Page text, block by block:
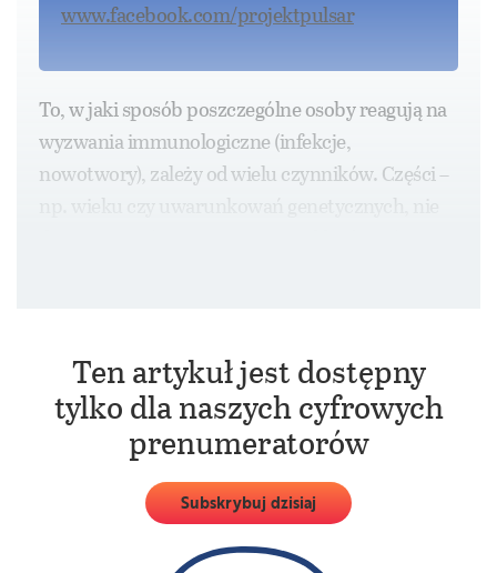
www.facebook.com/projektpulsar
To, w jaki sposób poszczególne osoby reagują na
wyzwania immunologiczne (infekcje,
nowotwory), zależy od wielu czynników. Części –
Ten artykuł jest dostępny
tylko dla naszych cyfrowych
prenumeratorów
Subskrybuj dzisiaj